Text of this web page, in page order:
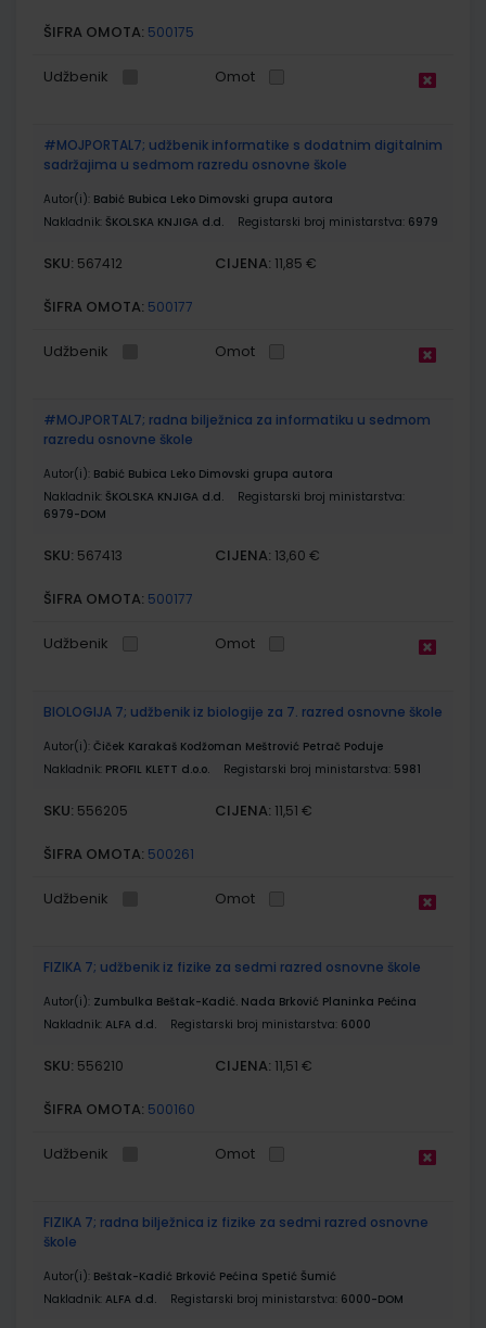
ŠIFRA OMOTA: 500175
Udžbenik Omot
#MOJPORTAL7; udžbenik informatike s dodatnim digitalnim
sadržajima u sedmom razredu osnovne škole
Autor(i): Babić Bubica Leko Dimovski grupa autora
Nakladnik: ŠKOLSKA KNJIGA d.d. Registarski broj ministarstva: 6979
SKU: 567412 CIJENA: 11,85 €
ŠIFRA OMOTA: 500177
Udžbenik Omot
#MOJPORTAL7; radna bilježnica za informatiku u sedmom
razredu osnovne škole
Autor(i): Babić Bubica Leko Dimovski grupa autora
Nakladnik: ŠKOLSKA KNJIGA d.d.
Registarski broj ministarstva:
6979-DOM
SKU: 567413 CIJENA: 13,60 €
ŠIFRA OMOTA: 500177
Udžbenik Omot
BIOLOGIJA 7; udžbenik iz biologije za 7. razred osnovne škole
Autor(i): Čiček Karakaš Kodžoman Meštrović Petrač Poduje
Nakladnik: PROFIL KLETT d.o.o. Registarski broj ministarstva: 5981
SKU: 556205 CIJENA: 11,51 €
ŠIFRA OMOTA: 500261
Udžbenik Omot
FIZIKA 7; udžbenik iz fizike za sedmi razred osnovne škole
Autor(i): Zumbulka Beštak-Kadić. Nada Brković Planinka Pećina
Nakladnik: ALFA d.d. Registarski broj ministarstva: 6000
SKU: 556210 CIJENA: 11,51 €
ŠIFRA OMOTA: 500160
Udžbenik Omot
FIZIKA 7; radna bilježnica iz fizike za sedmi razred osnovne
škole
Autor(i): Beštak-Kadić Brković Pećina Spetić Šumić
Nakladnik: ALFA d.d. Registarski broj ministarstva: 6000-DOM